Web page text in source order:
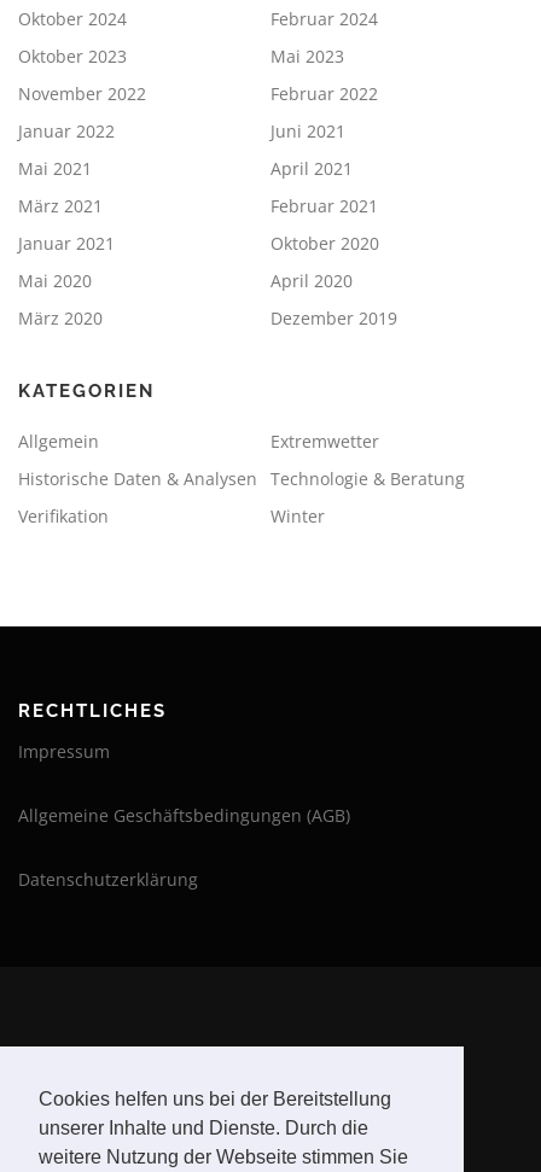
Cookies helfen uns bei der Bereitstellung
unserer Inhalte und Dienste. Durch die
weitere Nutzung der Webseite stimmen Sie
Oktober 2024
Februar 2024
Oktober 2023
Mai 2023
November 2022
Februar 2022
Januar 2022
Juni 2021
Mai 2021
April 2021
März 2021
Februar 2021
Januar 2021
Oktober 2020
Mai 2020
April 2020
März 2020
Dezember 2019
KATEGORIEN
Allgemein
Extremwetter
Historische Daten & Analysen
Technologie & Beratung
Verifikation
Winter
RECHTLICHES
Impressum
Allgemeine Geschäftsbedingungen (AGB)
Datenschutzerklärung